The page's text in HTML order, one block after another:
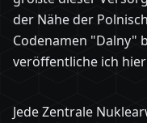
der Nähe der
Codenamen "Dalny"
veröffentliche ich
Jede Zentrale